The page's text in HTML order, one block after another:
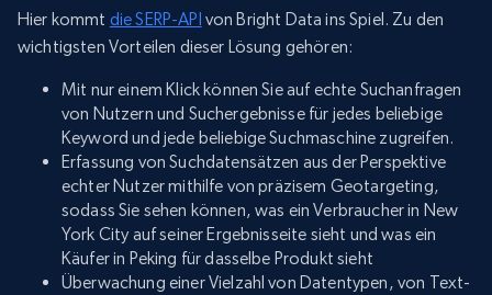
Hier kommt die SERP-API von Bright Data ins Spiel. Zu den
wichtigsten Vorteilen dieser Lösung gehören:
Mit nur einem Klick können Sie auf echte Suchanfragen
von Nutzern und Suchergebnisse für jedes beliebige
Keyword und jede beliebige Suchmaschine zugreifen.
Erfassung von Suchdatensätzen aus der Perspektive
echter Nutzer mithilfe von präzisem Geotargeting,
sodass Sie sehen können, was ein Verbraucher in New
York City auf seiner Ergebnisseite sieht und was ein
Käufer in Peking für dasselbe Produkt sieht
Überwachung einer Vielzahl von Datentypen, von Text-